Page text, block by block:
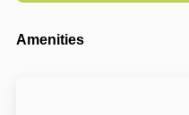
Amenities